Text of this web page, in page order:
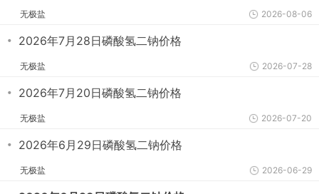
无极盐 2026-08-06
・ 2026年7月28日磷酸氢二钠价格
无极盐 2026-07-28
・ 2026年7月20日磷酸氢二钠价格
无极盐 2026-07-20
・ 2026年6月29日磷酸氢二钠价格
无极盐 2026-06-29